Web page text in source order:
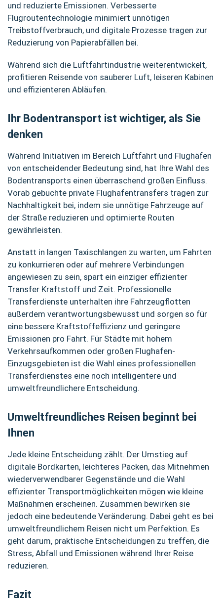
und reduzierte Emissionen. Verbesserte
Flugroutentechnologie minimiert unnötigen
Treibstoffverbrauch, und digitale Prozesse tragen zur
Reduzierung von Papierabfällen bei.
Während sich die Luftfahrtindustrie weiterentwickelt,
profitieren Reisende von sauberer Luft, leiseren Kabinen
und effizienteren Abläufen.
Ihr Bodentransport ist wichtiger, als Sie
denken
Während Initiativen im Bereich Luftfahrt und Flughäfen
von entscheidender Bedeutung sind, hat Ihre Wahl des
Bodentransports einen überraschend großen Einfluss.
Vorab gebuchte private Flughafentransfers tragen zur
Nachhaltigkeit bei, indem sie unnötige Fahrzeuge auf
der Straße reduzieren und optimierte Routen
gewährleisten.
Anstatt in langen Taxischlangen zu warten, um Fahrten
zu konkurrieren oder auf mehrere Verbindungen
angewiesen zu sein, spart ein einziger effizienter
Transfer Kraftstoff und Zeit. Professionelle
Transferdienste unterhalten ihre Fahrzeugflotten
außerdem verantwortungsbewusst und sorgen so für
eine bessere Kraftstoffeffizienz und geringere
Emissionen pro Fahrt. Für Städte mit hohem
Verkehrsaufkommen oder großen Flughafen-
Einzugsgebieten ist die Wahl eines professionellen
Transferdienstes eine noch intelligentere und
umweltfreundlichere Entscheidung.
Umweltfreundliches Reisen beginnt bei
Ihnen
Jede kleine Entscheidung zählt. Der Umstieg auf
digitale Bordkarten, leichteres Packen, das Mitnehmen
wiederverwendbarer Gegenstände und die Wahl
effizienter Transportmöglichkeiten mögen wie kleine
Maßnahmen erscheinen. Zusammen bewirken sie
jedoch eine bedeutende Veränderung. Dabei geht es bei
umweltfreundlichem Reisen nicht um Perfektion. Es
geht darum, praktische Entscheidungen zu treffen, die
Stress, Abfall und Emissionen während Ihrer Reise
reduzieren.
Fazit